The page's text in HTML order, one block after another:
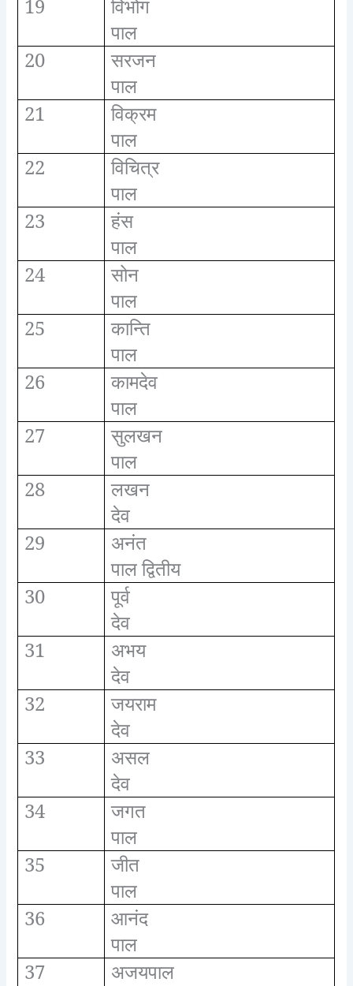
19
विभोग
पाल
20
सरजन
पाल
21
विक्रम
पाल
22
विचित्र
पाल
23
हंस
पाल
24
सोन
पाल
25
कान्ति
पाल
26
कामदेव
पाल
27
सुलखन
पाल
28
लखन
देव
29
अनंत
पाल द्वितीय
30
पूर्व
देव
31
अभय
देव
32
जयराम
देव
33
असल
देव
34
जगत
पाल
35
जीत
पाल
36
आनंद
पाल
37
अजयपाल